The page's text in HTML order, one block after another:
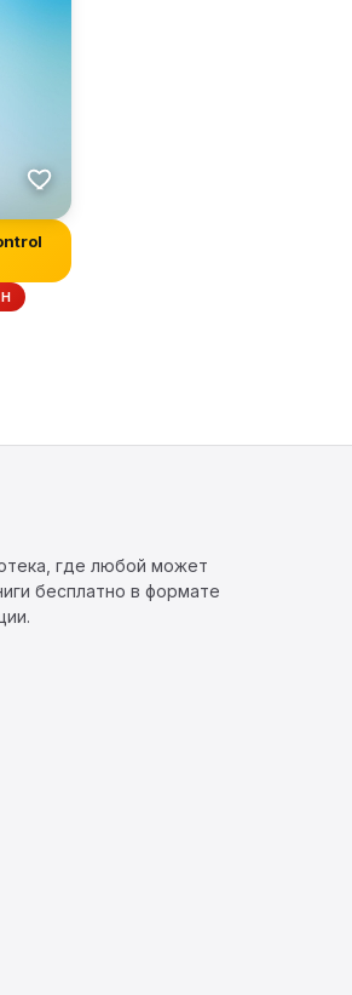
где любой может
бесплатно в формате